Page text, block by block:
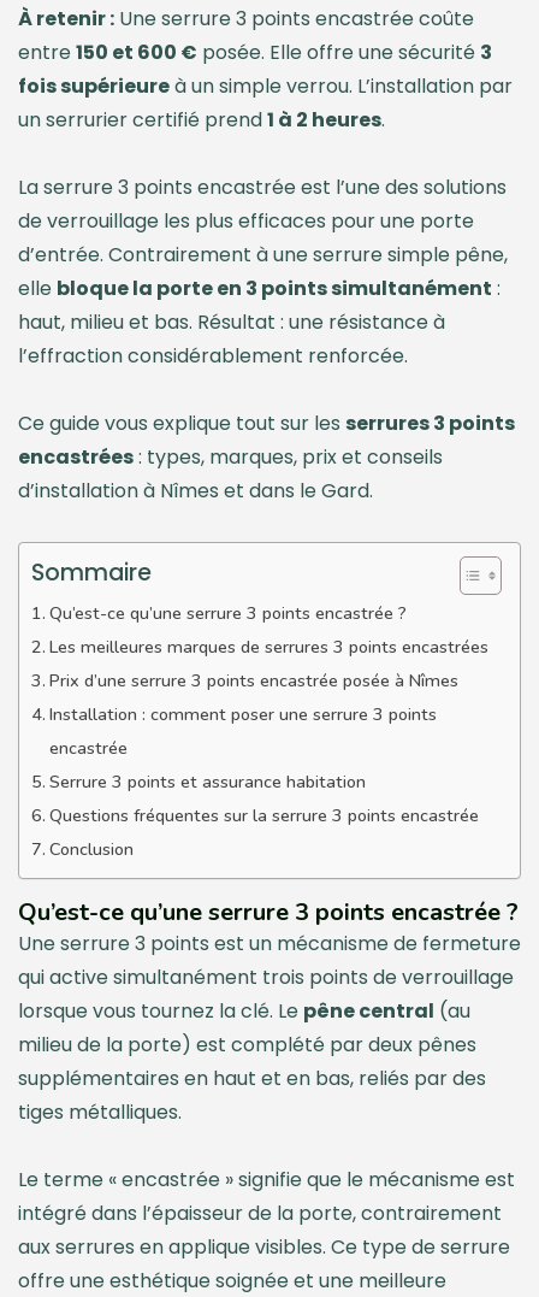
À retenir : Une serrure 3 points encastrée coûte
entre150 et 600 € posée. Elle offre une sécurité 3
fois supérieureà un simple verrou. L’installation par
un serrurier certifié prend1 à 2 heures.
La serrure 3 points encastrée est l’une des solutions
de verrouillage les plus efficaces pour une porte
d’entrée. Contrairement à une serrure simple pêne,
elle bloque la porte en 3 points simultanément :
haut, milieu et bas. Résultat : une résistance à
l’effraction considérablement renforcée.
Ce guide vous explique tout sur les serrures 3 points
encastrées: types, marques, prix et conseils
d’installation à Nîmes et dans le Gard.
Sommaire
Qu’est-ce qu’une serrure 3 points encastrée ?
Les meilleures marques de serrures 3 points encastrées
Prix d’une serrure 3 points encastrée posée à Nîmes
Installation : comment poser une serrure 3 points
encastrée
Serrure 3 points et assurance habitation
Questions fréquentes sur la serrure 3 points encastrée
Conclusion
Qu’est-ce qu’une serrure 3 points encastrée ?
Une serrure 3 points est un mécanisme de fermeture
qui active simultanément trois points de verrouillage
lorsque vous tournez la clé. Le pêne central (au
milieu de la porte) est complété par deux pênes
supplémentaires en haut et en bas, reliés par des
tiges métalliques.
Le terme « encastrée » signifie que le mécanisme est
intégré dans l’épaisseur de la porte, contrairement
aux serrures en applique visibles. Ce type de serrure
offre une esthétique soignée et une meilleure